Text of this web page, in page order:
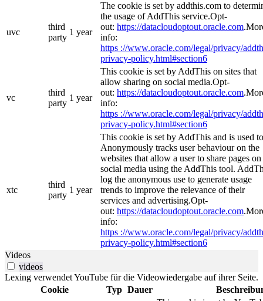
uvc
third
party
1 year
The cookie is set by addthis.com to
the usage of AddThis service.Opt-
out: https://datacloudoptout.oracle.com
info:
https ://www.oracle.com/legal/privacy/
privacy-policy.html#section6
vc
third
party
1 year
This cookie is set by AddThis on sites that
allow sharing on social media.Opt-
out: https://datacloudoptout.oracle.com
info:
https ://www.oracle.com/legal/privacy/
privacy-policy.html#section6
xtc
third
party
1 year
This cookie is set by AddThis and is used to
Anonymously tracks user behaviour on the
websites that allow a user to share pages on
social media using the AddThis tool.
log the anonymous use to generate usage
trends to improve the relevance of their
services and advertising.Opt-
out: https://datacloudoptout.oracle.com
info:
https ://www.oracle.com/legal/privacy/
privacy-policy.html#section6
Videos
videos
Lexing verwendet YouTube für die Videowiedergabe auf ihrer Seite.
Cookie
Typ Dauer